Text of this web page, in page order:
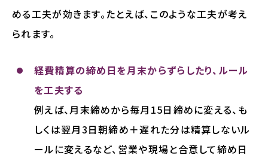
める工夫が効きます。たとえば、このような工夫が考え
られます。
経費精算の締め日を月末からずらしたり、ルール
を工夫する
例えば、月末締めから毎月15日締めに変える、も
しくは翌月3日朝締め＋遅れた分は精算しないル
ールに変えるなど、営業や現場と合意して締め日